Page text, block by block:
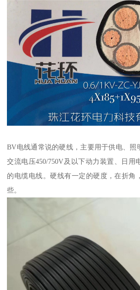
BV电线通常说的硬线，主要用于供电、照
交流电压450/750V及以下动力装置、日用
的电缆电线。硬线有一定的硬度，在折角
些。